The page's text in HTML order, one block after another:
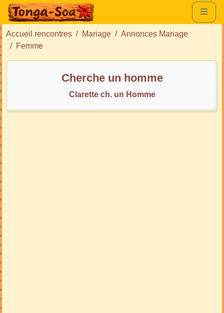
Accueil rencontres Mariage
Annonces Mariage
Femme
Cherche un homme
Clarette ch. un Homme